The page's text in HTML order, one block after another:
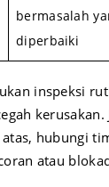
bermasalah
diperbaiki
inspeksi
kerusakan.
hubungi
atau